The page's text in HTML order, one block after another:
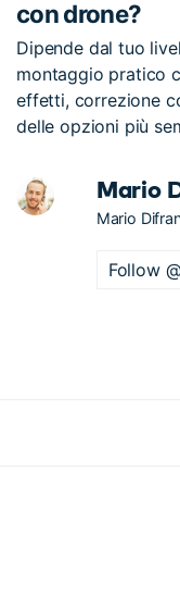
con drone?
Dipende dal tuo
montaggio pratico
effetti, correzione
delle opzioni più
Mario
Mario
Follow